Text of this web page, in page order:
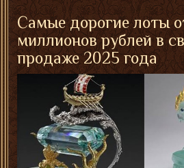
Самые дорогие лоты
миллионов рублей в
продаже 2025 года